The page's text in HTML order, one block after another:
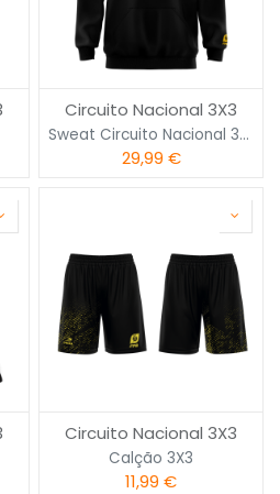
Circuito Nacional 3X3
Sweat Circuito Nacional 3X3
29,99 €
Circuito Nacional 3X3
Calção 3X3
11,99 €